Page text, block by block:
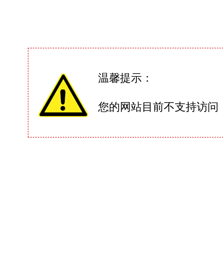
温馨提示：
您的网站目前不支持访